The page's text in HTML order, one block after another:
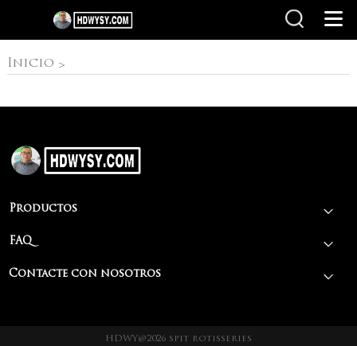
Inicio >
Productos
FAQ
Contacte con nosotros
HDWY@2026 spit rotisseries